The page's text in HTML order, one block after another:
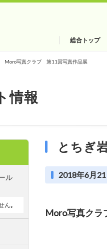
総合トップ
Moro写真クラブ 第11回写真作品展
情報
とちぎ
2018年6月
Moro写真ク
ル
ん｡